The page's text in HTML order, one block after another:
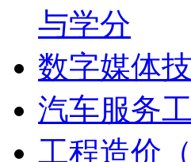
与学分
数字媒体
汽车服务
工程造价